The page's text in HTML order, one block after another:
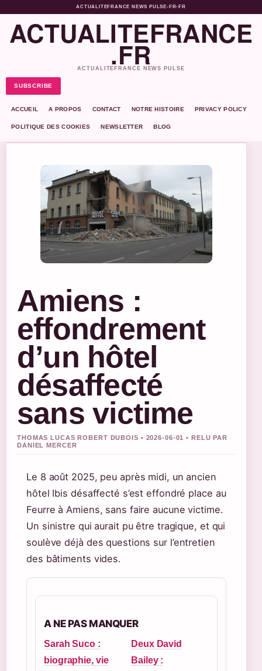
ACTUALITEFRANCE NEWS PULSE• FR-FR
ACTUALITEFRANCE
.FR
ACTUALITEFRANCE NEWS PULSE
SUBSCRIBE
ACCUEIL A PROPOS CONTACT NOTRE HISTOIRE PRIVACY POLICY
POLITIQUE DES COOKIES NEWSLETTER BLOG
Amiens :
effondrement
d’un hôtel
désaffecté
sans victime
THOMAS LUCAS ROBERT DUBOIS • 2026-06-01 • RELU PAR
DANIEL MERCER
Le 8 août 2025, peu après midi, un ancien
hôtel Ibis désaffecté s’est effondré place au
Feurre à Amiens, sans faire aucune victime.
Un sinistre qui aurait pu être tragique, et qui
soulève déjà des questions sur l’entretien
des bâtiments vides.
A NE PAS MANQUER
Sarah Suco :
biographie, vie
Deux David
Bailey :